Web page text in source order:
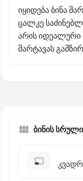
იყიდება ბინა
ცალკე
არის იდეალური
შარტავას
ბინის